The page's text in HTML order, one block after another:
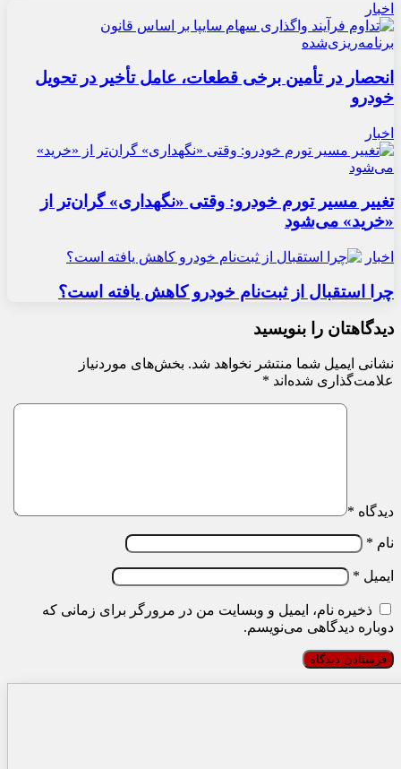
اخبار
انحصار در تأمین برخی قطعات، عامل تأخیر در تحویل
خودرو
اخبار
تغییر مسیر تورم خودرو: وقتی «نگهداری» گران‌تر از
«خرید» می‌شود
اخبار
چرا استقبال از ثبت‌نام خودرو کاهش یافته است؟
دیدگاهتان را بنویسید
نشانی ایمیل شما منتشر نخواهد شد. بخش‌های موردنیاز
علامت‌گذاری شده‌اند *
دیدگاه *
نام *
ایمیل *
ذخیره نام، ایمیل و وبسایت من در مرورگر برای زمانی که
دوباره دیدگاهی می‌نویسم.